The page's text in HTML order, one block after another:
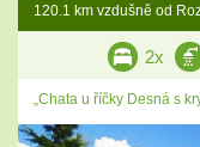
120.1 km vzdušně od
2x
„Chata u říčky Desná s